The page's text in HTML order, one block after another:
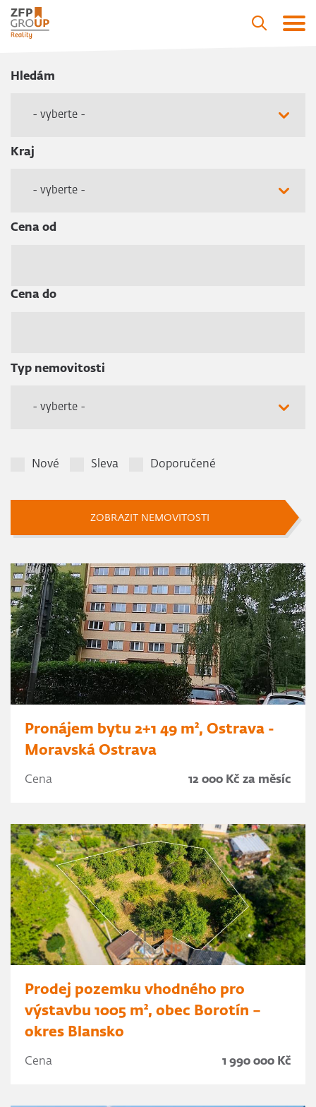
Hledám
- vyberte -
Kraj
- vyberte -
Cena od
Cena do
Typ nemovitosti
- vyberte -
Nové Sleva Doporučené
ZOBRAZIT NEMOVITOSTI
Pronájem bytu 2+1 49 m², Ostrava -
Moravská Ostrava
Cena 12 000 Kč za měsíc
Prodej pozemku vhodného pro
výstavbu 1005 m², obec Borotín –
okres Blansko
Cena 1 990 000 Kč